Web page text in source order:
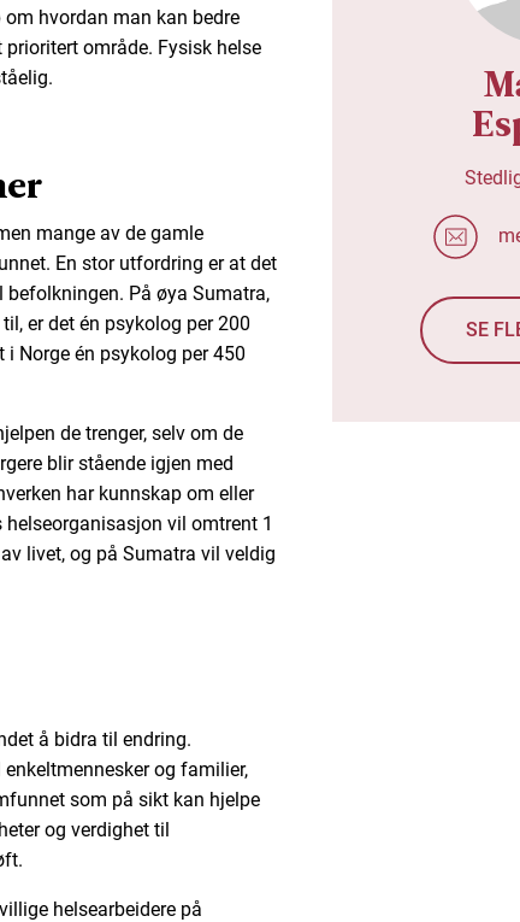
hvordan man kan bedre
område. Fysisk helse
mange av de gamle
En stor utfordring er at det
På øya Sumatra,
er det én psykolog per 200
Norge én psykolog per 450
de trenger, selv om de
blir stående igjen med
har kunnskap om eller
vil omtrent 1
livet, og på Sumatra vil veldig
å bidra til endring.
og familier,
som på sikt kan hjelpe
og verdighet til
helsearbeidere på
SE